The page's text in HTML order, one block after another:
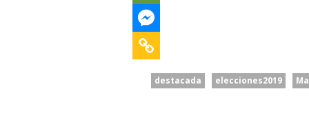
destacada elecciones2019